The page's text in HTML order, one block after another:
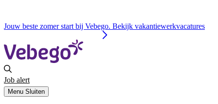
Jouw beste zomer start bij Vebego. Bekijk vakantiewerkvacatures
Job alert
Menu Sluiten